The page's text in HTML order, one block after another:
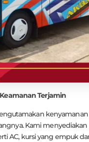
Terjamin
Kami
AC, kursi yang empuk